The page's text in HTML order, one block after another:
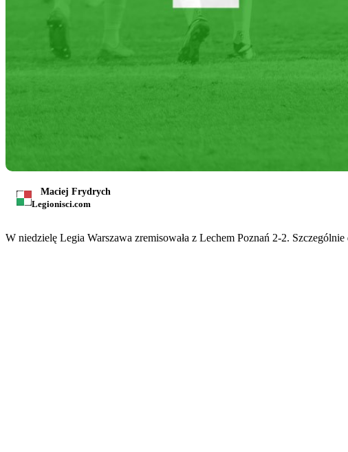
Maciej Frydrych
Legionisci.com
W niedzielę Legia Warszawa zremisowała z Lechem Poznań 2-2.